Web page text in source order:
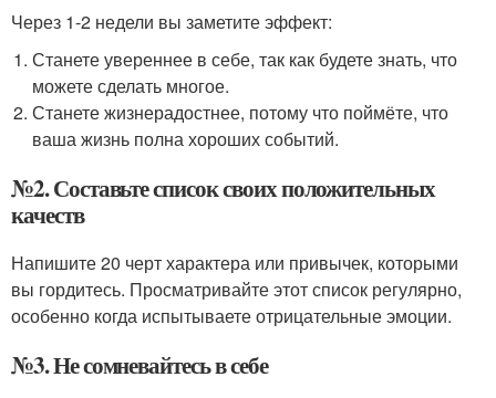
Через 1-2 недели вы заметите эффект:
Станете увереннее в себе, так как будете знать, что
можете сделать многое.
Станете жизнерадостнее, потому что поймёте, что
ваша жизнь полна хороших событий.
№2. Составьте список своих положительных
качеств
Напишите 20 черт характера или привычек, которыми
вы гордитесь. Просматривайте этот список регулярно,
особенно когда испытываете отрицательные эмоции.
№3. Не сомневайтесь в себе